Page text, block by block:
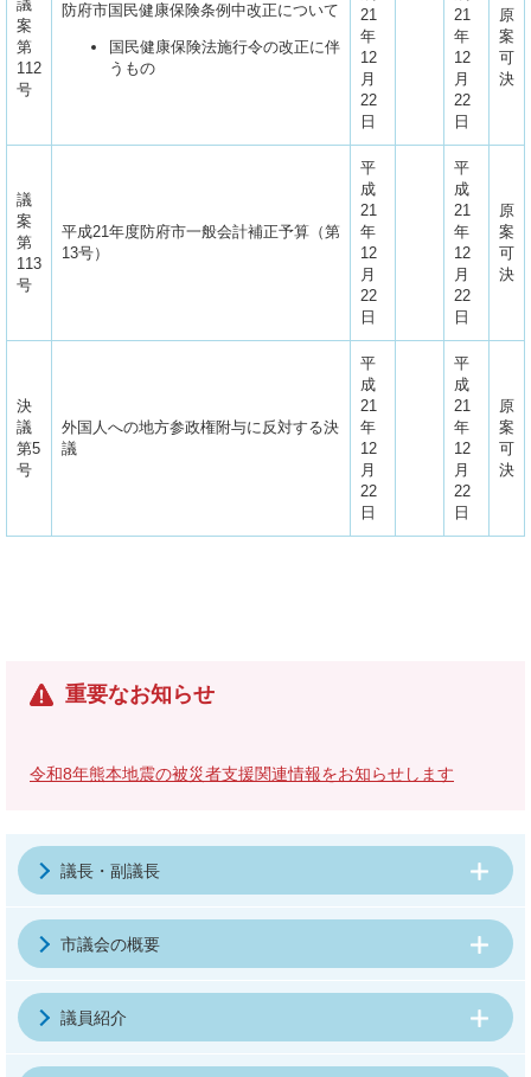
議
案
第
112
号
防府市国民健康保険条例中改正について
国民健康保険法施行令の改正に伴
うもの
21
年
12
月
22
日
21
年
12
月
22
日
原
案
可
決
議
案
第
113
号
平成21年度防府市一般会計補正予算（第
13号）
平
成
21
年
12
月
22
日
平
成
21
年
12
月
22
日
原
案
可
決
決
議
第5
号
外国人への地方参政権附与に反対する決
議
平
成
21
年
12
月
22
日
平
成
21
年
12
月
22
日
原
案
可
決
重要なお知らせ
令和8年熊本地震の被災者支援関連情報をお知らせします
議長・副議長
市議会の概要
議員紹介